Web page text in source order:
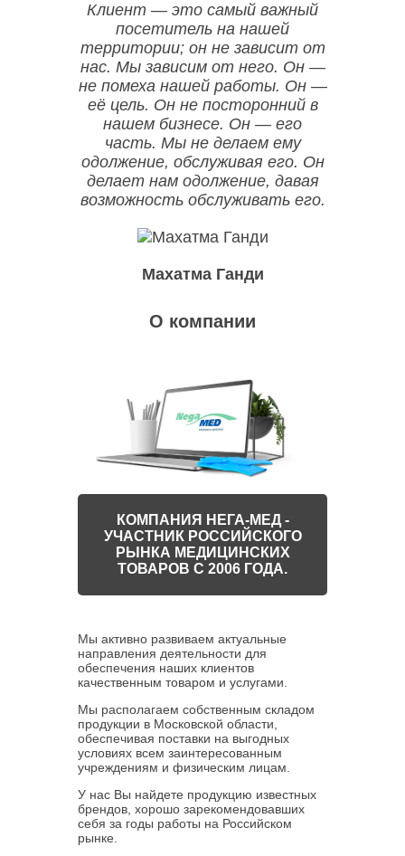
Клиент — это самый важный
посетитель на нашей
территории; он не зависит от
нас. Мы зависим от него. Он —
не помеха нашей работы. Он —
её цель. Он не посторонний в
нашем бизнесе. Он — его
часть. Мы не делаем ему
одолжение, обслуживая его. Он
делает нам одолжение, давая
возможность обслуживать его.
Махатма Ганди
О компании
КОМПАНИЯ НЕГА-МЕД -
УЧАСТНИК РОССИЙСКОГО
РЫНКА МЕДИЦИНСКИХ
ТОВАРОВ С 2006 ГОДА.
Мы активно развиваем актуальные
направления деятельности для
обеспечения наших клиентов
качественным товаром и услугами.
Мы располагаем собственным складом
продукции в Московской области,
обеспечивая поставки на выгодных
условиях всем заинтересованным
учреждениям и физическим лицам.
У нас Вы найдете продукцию известных
брендов, хорошо зарекомендовавших
себя за годы работы на Российском
рынке.